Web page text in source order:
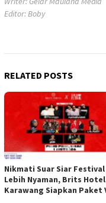
Editor: Boby
RELATED POSTS
Nikmati Suar Siar Festival
Lebih Nyaman, Brits Hotel
Karawang Siapkan Paket